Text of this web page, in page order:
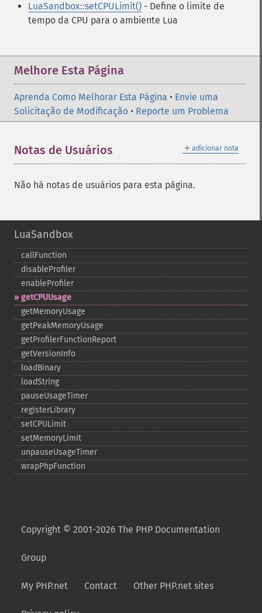
LuaSandbox::setCPULimit() - Define o limite de
tempo da CPU para o ambiente Lua
Melhore Esta Página
Aprenda Como Melhorar Esta Página • Envie uma
Solicitação de Modificação • Reporte um Problema
＋ adicionar nota
Notas de Usuários
Não há notas de usuários para esta página.
LuaSandbox
callFunction
disableProfiler
enableProfiler
getCPUUsage
getMemoryUsage
getPeakMemoryUsage
getProfilerFunctionReport
getVersionInfo
loadBinary
loadString
pauseUsageTimer
registerLibrary
setCPULimit
setMemoryLimit
unpauseUsageTimer
wrapPhpFunction
Copyright © 2001-2026 The PHP Documentation
Group
My PHP.net Contact Other PHP.net sites